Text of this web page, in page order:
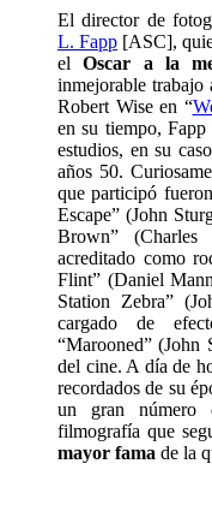
El director de
L. Fapp [ASC],
elOscar a la
inmejorable trabajo
Robert Wise en “
en su tiempo,
estudios, en su
años 50.
que participó
Escape” (John
Brown”
acreditado como
Flint” (Daniel
Station Zebra”
cargado de
“Marooned” (John
del cine. A día de
recordados de su
un gran número
filmografía que
mayor fama de la